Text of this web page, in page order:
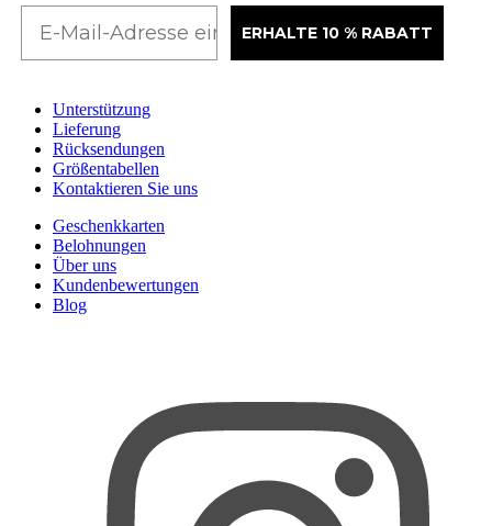
ERHALTE 10 % RABATT
Unterstützung
Lieferung
Rücksendungen
Größentabellen
Kontaktieren Sie uns
Geschenkkarten
Belohnungen
Über uns
Kundenbewertungen
Blog